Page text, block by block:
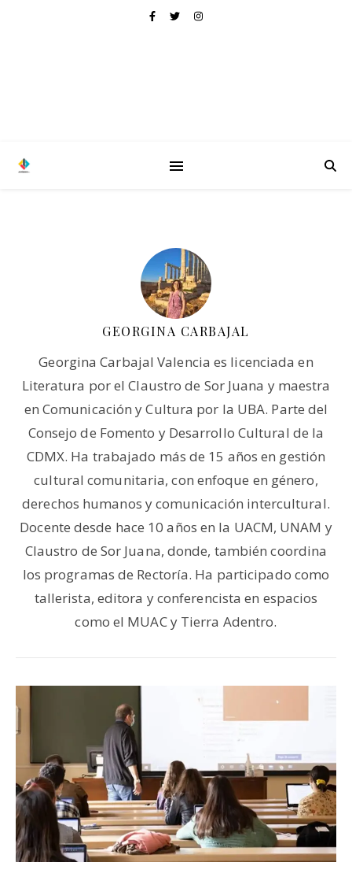
GEORGINA CARBAJAL
Georgina Carbajal Valencia es licenciada en
Literatura por el Claustro de Sor Juana y maestra
en Comunicación y Cultura por la UBA. Parte del
Consejo de Fomento y Desarrollo Cultural de la
CDMX. Ha trabajado más de 15 años en gestión
cultural comunitaria, con enfoque en género,
derechos humanos y comunicación intercultural.
Docente desde hace 10 años en la UACM, UNAM y
Claustro de Sor Juana, donde, también coordina
los programas de Rectoría. Ha participado como
tallerista, editora y conferencista en espacios
como el MUAC y Tierra Adentro.